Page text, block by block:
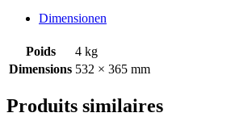
Dimensionen
Poids
4 kg
Dimensions 532 × 365 mm
Produits similaires